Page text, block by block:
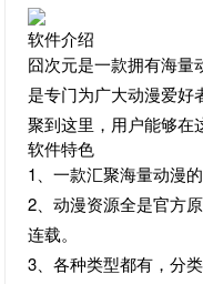
软件介绍
囧次元是一款拥有海量
是专门为广大动漫爱好
聚到这里，用户能够在
软件特色
1、一款汇聚海量动漫
2、动漫资源全是官方
连载。
3、各种类型都有，分